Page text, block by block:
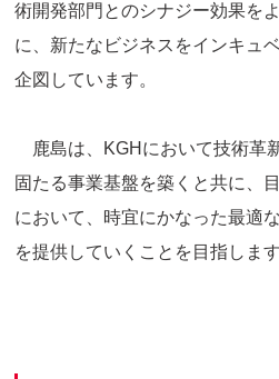
術開発部門とのシナジー効果を
に、新たなビジネスをインキュ
企図しています。
鹿島は、KGHにおいて技術革
固たる事業基盤を築くと共に、
において、時宜にかなった最適
を提供していくことを目指します